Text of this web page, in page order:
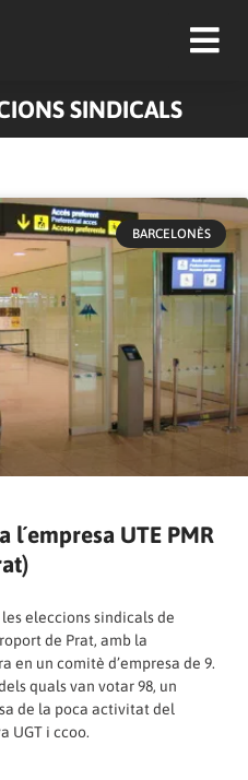
SINDICALS
BARCELONÈS
l´empresa UTE PMR
eleccions sindicals de
de Prat, amb la
en un comitè d’empresa de 9.
quals van votar 98, un
de la poca activitat del
UGT i ccoo.